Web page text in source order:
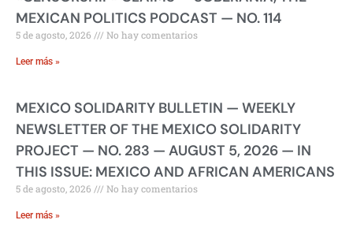
MEXICAN POLITICS PODCAST — NO. 114
5 de agosto, 2026 No hay comentarios
Leer más »
MEXICO SOLIDARITY BULLETIN — WEEKLY
NEWSLETTER OF THE MEXICO SOLIDARITY
PROJECT — NO. 283 — AUGUST 5, 2026 — IN
THIS ISSUE: MEXICO AND AFRICAN AMERICANS
5 de agosto, 2026 No hay comentarios
Leer más »